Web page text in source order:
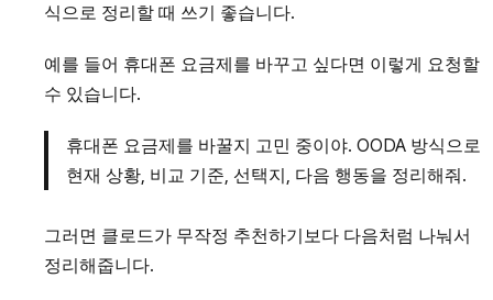
식으로 정리할 때 쓰기 좋습니다.
예를 들어 휴대폰 요금제를 바꾸고 싶다면 이렇게 요청할
수 있습니다.
휴대폰 요금제를 바꿀지 고민 중이야. OODA 방식으로
현재 상황, 비교 기준, 선택지, 다음 행동을 정리해줘.
그러면 클로드가 무작정 추천하기보다 다음처럼 나눠서
정리해줍니다.